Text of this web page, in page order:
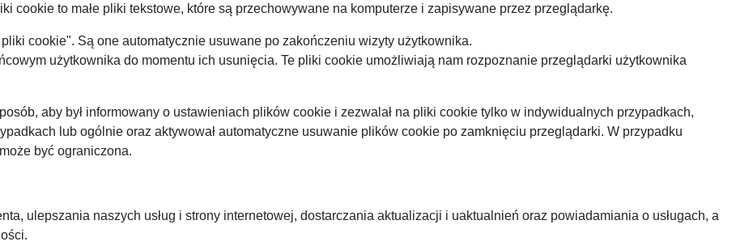
cookie to małe pliki tekstowe, które są przechowywane na komputerze i zapisywane przez przeglądarkę.
cookie". Są one automatycznie usuwane po zakończeniu wizyty użytkownika.
użytkownika do momentu ich usunięcia. Te pliki cookie umożliwiają nam rozpoznanie przeglądarki użytkownika
aby był informowany o ustawieniach plików cookie i zezwalał na pliki cookie tylko w indywidualnych przypadkach,
lub ogólnie oraz aktywował automatyczne usuwanie plików cookie po zamknięciu przeglądarki. W przypadku
być ograniczona.
ulepszania naszych usług i strony internetowej, dostarczania aktualizacji i uaktualnień oraz powiadamiania o usługach, a